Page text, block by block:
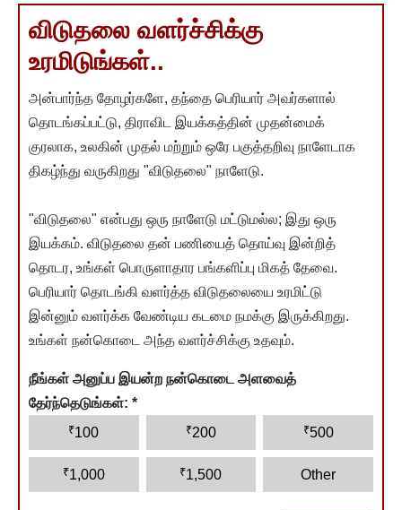
விடுதலை வளர்ச்சிக்கு
உரமிடுங்கள்..
அன்பார்ந்த தோழர்களே, தந்தை பெரியார் அவர்களால்
தொடங்கப்பட்டு, திராவிட இயக்கத்தின் முதன்மைக்
குரலாக, உலகின் முதல் மற்றும் ஒரே பகுத்தறிவு நாளேடாக
திகழ்ந்து வருகிறது "விடுதலை" நாளேடு.
"விடுதலை" என்பது ஒரு நாளேடு மட்டுமல்ல; இது ஒரு
இயக்கம். விடுதலை தன் பணியைத் தொய்வு இன்றித்
தொடர, உங்கள் பொருளாதார பங்களிப்பு மிகத் தேவை.
பெரியார் தொடங்கி வளர்த்த விடுதலையை உரமிட்டு
இன்னும் வளர்க்க வேண்டிய கடமை நமக்கு இருக்கிறது.
உங்கள் நன்கொடை அந்த வளர்ச்சிக்கு உதவும்.
நீங்கள் அனுப்ப இயன்ற நன்கொடை அளவைத்
தேர்ந்தெடுங்கள்: *
₹100 ₹200 ₹500
₹1,000 ₹1,500 Other